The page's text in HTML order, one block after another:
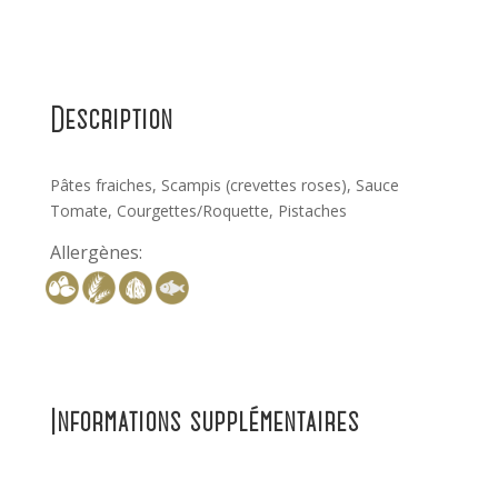
Description
Pâtes fraiches, Scampis (crevettes roses), Sauce
Tomate, Courgettes/Roquette, Pistaches
Allergènes:
Informations supplémentaires